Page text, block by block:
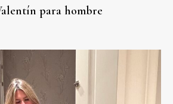
para hombre